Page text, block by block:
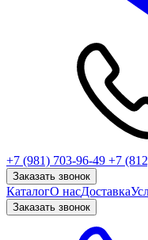
+7 (981) 703-96-49 +7
Заказать звонок
КаталогО насДоставка
Заказать звонок